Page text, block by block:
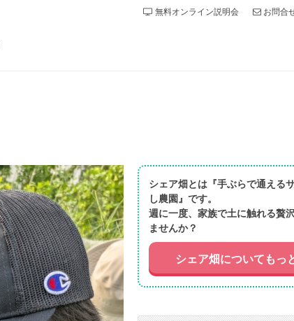
無料オンライン説明会 お問合
シェア畑とは『手ぶらで通える
し農園』です。
週に一度、家族で土に触れる贅
ませんか？
シェア畑についてもっ